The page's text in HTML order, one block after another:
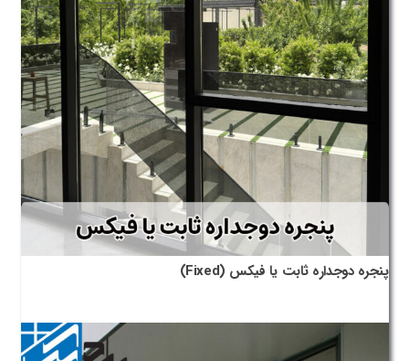
پنجره دوجداره ثابت یا فیکس (Fixed)